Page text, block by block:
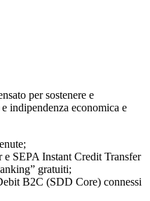
per sostenere e
indipendenza economica e
SEPA Instant Credit Transfer
gratuiti;
B2C (SDD Core) connessi